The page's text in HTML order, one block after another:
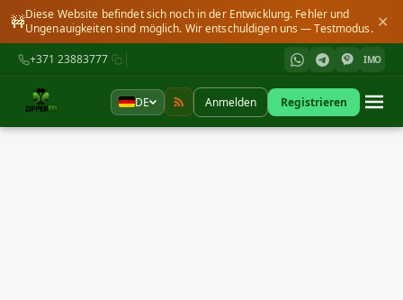
🚧Diese Website befindet sich noch in der Entwicklung. Fehler und
Ungenauigkeiten sind möglich. Wir entschuldigen uns — Testmodus. ✕
+371 23883777 IMO
DE Anmelden Registrieren